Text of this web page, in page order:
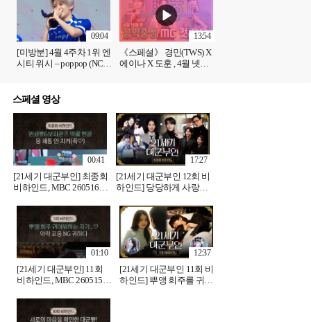
[미방분] 4월 4주차 1위 엔
시티 위시 – poppop (NCT
09:04
《스페셜》 경민(TWS) X
에이나 X 도훈 , 4월 넷째
13:54
스페셜 영상
[21세기 대군부인] 최종회
비하인드, MBC 260516
00:41
[21세기 대군부인 12회 비
하인드] 당당하게 사랑하
지막 비하인드! 그동안 ＜
21세기 대군부인＞을 사
랑해주셔서 감사합니다
🫶🏻, MBC 260516 방
17:27
[21세기 대군부인] 11회
비하인드, MBC 260515
01:10
[21세기 대군부인 11회 비
하인드] 뿌앵 희주를 귀여
12:37